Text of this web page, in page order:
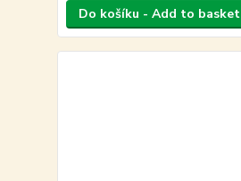
Do košíku - Add to basket